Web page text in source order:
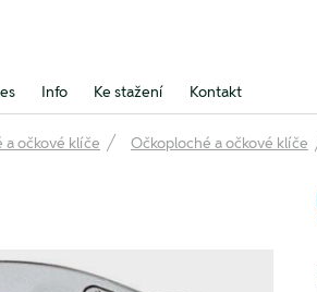
Info Ke stažení Kontakt
a očkové klíče Očkoploché a očkové klíče